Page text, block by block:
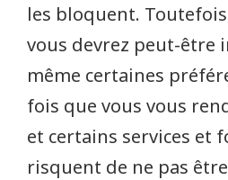
les bloquent.
vous devrez peut-être
même certaines
fois que vous vous
et certains services et
risquent de ne pas